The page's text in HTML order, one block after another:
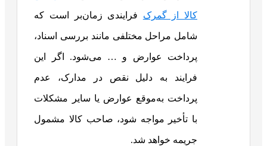
کالا از گمرک فرایندی زمان‌بر است که
شامل مراحل مختلفی مانند بررسی اسناد،
پرداخت عوارض و … می‌شود. اگر این
فرایند به دلیل نقص در مدارک، عدم
پرداخت به‌موقع عوارض یا سایر مشکلات
با تأخیر مواجه شود، صاحب کالا مشمول
جریمه خواهد شد.